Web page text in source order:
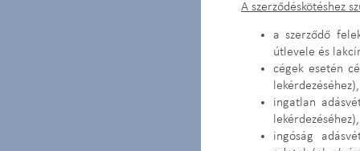
A szerződéskötéshez
a szerződő
útlevele és
cégek esetén
lekérdezéséhez),
ingatlan
lekérdezéséhez),
ingóság